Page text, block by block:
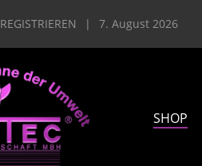
REGISTRIEREN | 7. August 2026
SHOP